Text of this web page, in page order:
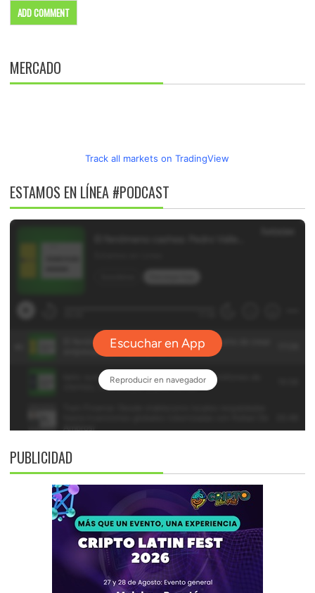
MERCADO
Track all markets on TradingView
ESTAMOS EN LÍNEA #PODCAST
PUBLICIDAD